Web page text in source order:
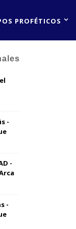
PROFÉTICOS
-
-
-